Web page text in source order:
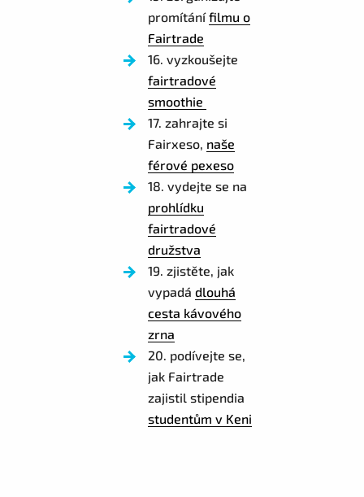
promítánífilmu o
Fairtrade
16. vyzkoušejte
fairtradové
smoothie
17. zahrajte si
Fairxeso, naše
férové pexeso
18. vydejte se na
prohlídku
fairtradové
družstva
19. zjistěte, jak
vypadá dlouhá
cesta kávového
zrna
20. podívejte se,
jak Fairtrade
zajistil stipendia
studentům v Keni